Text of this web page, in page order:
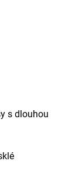
s dlouhou